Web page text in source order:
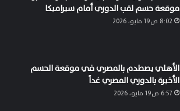
موقعة حسم لقب الدوري أمام سيراميكا
8:02 ص19 مايو، 2026
الأهلي يصطدم بالمصري في موقعة الحسم
الأخيرة بالدوري المصري غداً
6:57 ص19 مايو، 2026